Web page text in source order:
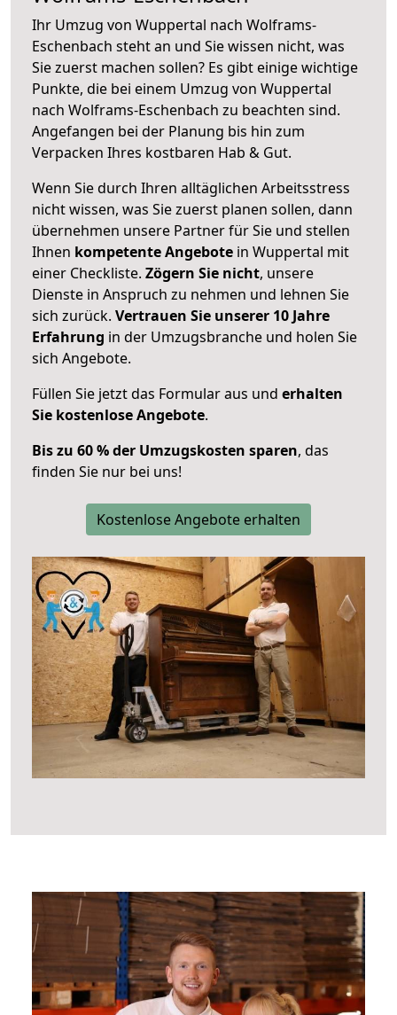
Ihr Umzug von Wuppertal nach Wolframs-
Eschenbach steht an und Sie wissen nicht, was
Sie zuerst machen sollen? Es gibt einige wichtige
Punkte, die bei einem Umzug von Wuppertal
nach Wolframs-Eschenbach zu beachten sind.
Angefangen bei der Planung bis hin zum
Verpacken Ihres kostbaren Hab & Gut.
Wenn Sie durch Ihren alltäglichen Arbeitsstress
nicht wissen, was Sie zuerst planen sollen, dann
übernehmen unsere Partner für Sie und stellen
Ihnen kompetente Angebote in Wuppertal mit
einer Checkliste. Zögern Sie nicht, unsere
Dienste in Anspruch zu nehmen und lehnen Sie
sich zurück. Vertrauen Sie unserer 10 Jahre
Erfahrung in der Umzugsbranche und holen Sie
sich Angebote.
Füllen Sie jetzt das Formular aus und erhalten
Sie kostenlose Angebote.
Bis zu 60 % der Umzugskosten sparen, das
finden Sie nur bei uns!
Kostenlose Angebote erhalten